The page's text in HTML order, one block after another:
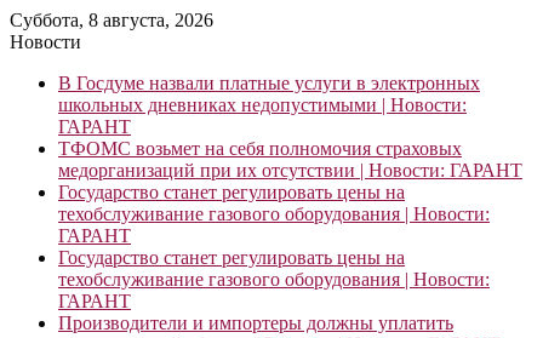
Суббота, 8 августа, 2026
Новости
В Госдуме назвали платные услуги в электронных
школьных дневниках недопустимыми | Новости:
ГАРАНТ
ТФОМС возьмет на себя полномочия страховых
медорганизаций при их отсутствии | Новости: ГАРАНТ
Государство станет регулировать цены на
техобслуживание газового оборудования | Новости:
ГАРАНТ
Государство станет регулировать цены на
техобслуживание газового оборудования | Новости:
ГАРАНТ
Производители и импортеры должны уплатить